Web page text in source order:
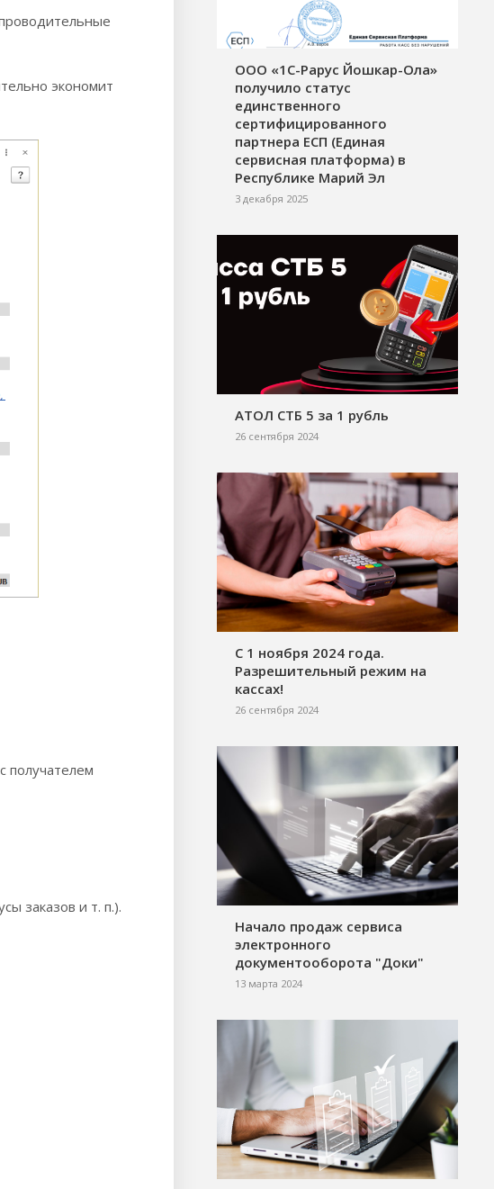
экономит
получателем
заказов и т. п.).
ООО «1С-Рарус Йошкар-Ола»
получило статус
единственного
сертифицированного
партнера ЕСП (Единая
сервисная платформа) в
Республике Марий Эл
3 декабря 2025
АТОЛ СТБ 5 за 1 рубль
26 сентября 2024
С 1 ноября 2024 года.
Разрешительный режим на
кассах!
26 сентября 2024
Начало продаж сервиса
электронного
документооборота "Доки"
13 марта 2024